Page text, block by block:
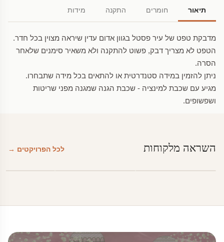
תיאור חומרים התקנה מידות
מדבקת טפט של עיר פסטל בגוון אדום עדין שיראה מצוין בכל חדר.
הטפט לא מצריך דבק, פשוט להתקנה ולא משאיר סימנים שלאחר
הסרה.
ניתן להזמין במידה סטנדרטית או להתאים בכל מידה שתבחרו.
מגיע עם שכבת למינציה - שכבת הגנה שמגנה מפני שריטות
ושפשופים.
השראה מלקוחות לכל הפרויקטים →